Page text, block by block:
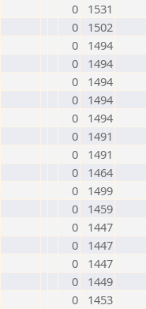
0
1531
0
1502
0
1494
0
1494
0
1494
0
1494
0
1494
0
1491
0
1491
0
1464
0
1499
0
1459
0
1447
0
1447
0
1447
0
1449
0
1453